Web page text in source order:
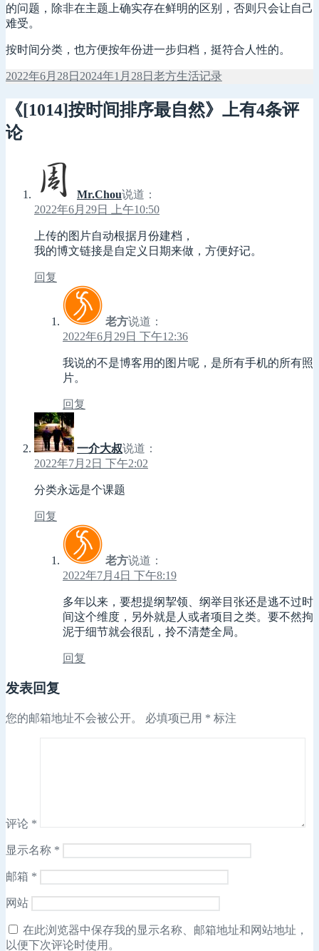
的问题，除非在主题上确实存在鲜明的区别，否则只会让自己
难受。
按时间分类，也方便按年份进一步归档，挺符合人性的。
发
于
2022年6月28日 2024年1月28日 作
老方分
生活记录
《[1014]按时间排序最自然》上有4条评
论
Mr.Chou说道：
2022年6月29日 上午10:50
上传的图片自动根据月份建档，
我的博文链接是自定义日期来做，方便好记。
回复
老方说道：
2022年6月29日 下午12:36
我说的不是博客用的图片呢，是所有手机的所有照
片。
回复
一介大叔说道：
2022年7月2日 下午2:02
分类永远是个课题
回复
老方说道：
2022年7月4日 下午8:19
多年以来，要想提纲挈领、纲举目张还是逃不过时
间这个维度，另外就是人或者项目之类。要不然拘
泥于细节就会很乱，拎不清楚全局。
回复
发表回复
您的邮箱地址不会被公开。 必填项已用 * 标注
评论 *
显示名称 *
邮箱 *
网站
在此浏览器中保存我的显示名称、邮箱地址和网站地址，
以便下次评论时使用。